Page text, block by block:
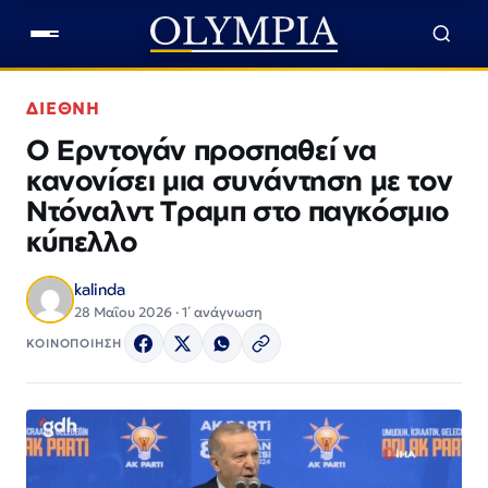
ΔΙΕΘΝΗ
O Ερντογάν προσπαθεί να
κανονίσει μια συνάντηση με τον
Ντόναλντ Τραμπ στο παγκόσμιο
κύπελλο
kalinda
28 Μαΐου 2026 · 1΄ ανάγνωση
ΚΟΙΝΟΠΟΙΗΣΗ